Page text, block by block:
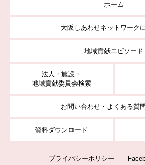
ホーム
大阪しあわせネットワーク
地域貢献エピソード
法人・施設・
地域貢献委員会検索
お問い合わせ・よくある質
資料ダウンロード
プライバシーポリシー